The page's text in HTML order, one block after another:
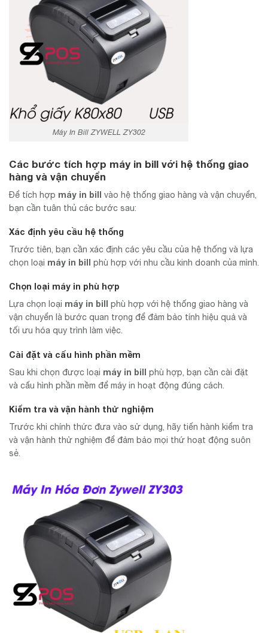
Máy In Bill ZYWELL ZY302
Các bước tích hợp máy in bill với hệ thống giao
hàng và vận chuyển
Để tích hợp máy in bill vào hệ thống giao hàng và vận chuyển,
bạn cần tuân thủ các bước sau:
Xác định yêu cầu hệ thống
Trước tiên, bạn cần xác định các yêu cầu của hệ thống và lựa
chọn loại máy in bill phù hợp với nhu cầu kinh doanh của mình.
Chọn loại máy in phù hợp
Lựa chọn loại máy in bill phù hợp với hệ thống giao hàng và
vận chuyển là bước quan trọng để đảm bảo tính hiệu quả và
tối ưu hóa quy trình làm việc.
Cài đặt và cấu hình phần mềm
Sau khi chọn được loại máy in bill phù hợp, bạn cần cài đặt
và cấu hình phần mềm để máy in hoạt động đúng cách.
Kiểm tra và vận hành thử nghiệm
Trước khi chính thức đưa vào sử dụng, hãy tiến hành kiểm tra
và vận hành thử nghiệm để đảm bảo mọi thứ hoạt động suôn
sẻ.